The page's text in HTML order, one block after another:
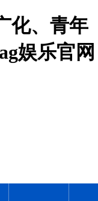
化、青年
娱乐官网